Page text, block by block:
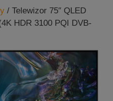
/ Telewizor 75″ QLED
HDR 3100 PQI DVB-